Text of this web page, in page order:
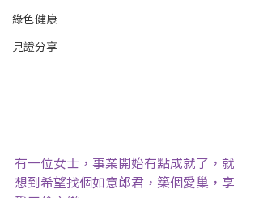
綠色健康
見證分享
有一位女士，事業開始有點成就了，就
想到希望找個如意郎君，築個愛巢，享